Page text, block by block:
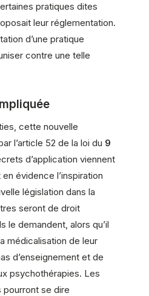
pratiques dites
leur réglementation.
d’une pratique
contre une telle
cette nouvelle
l’article 52 de la loi du 9
d’application viennent
évidence l’inspiration
législation dans la
seront de droit
le demandent, alors qu’il
médicalisation de leur
d’enseignement et de
psychothérapies. Les
se dire